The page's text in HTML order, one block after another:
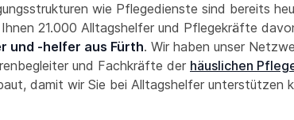
wie Pflegedienste sind bereits
21.000 Alltagshelfer und Pflegekräfte
und -helfer aus Fürth. Wir haben unser
und Fachkräfte der häuslichen
damit wir Sie bei Alltagshelfer unterstützen